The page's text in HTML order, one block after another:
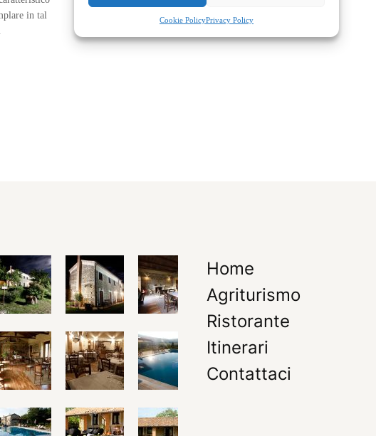
Cookie PolicyPrivacy Policy
in tal
Home
Agriturismo
Ristorante
Itinerari
Contattaci